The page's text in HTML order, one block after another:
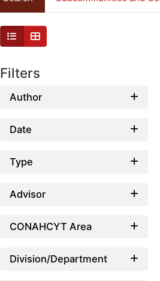
Filters
Author
Date
Type
Advisor
CONAHCYT Area
Division/Department